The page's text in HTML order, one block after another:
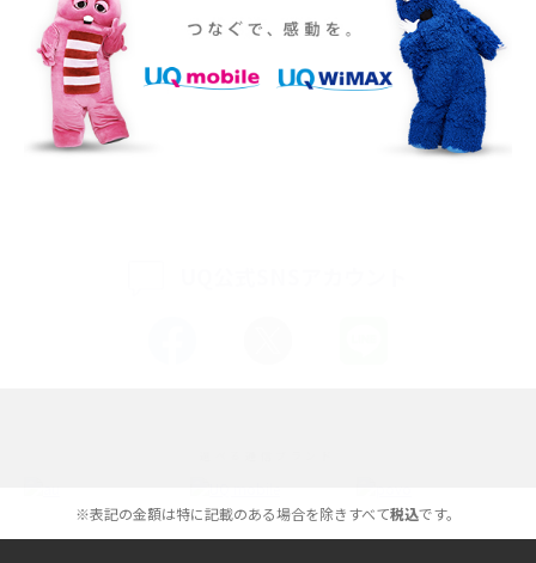
iPhone 16eとiPhone SE（第3世代）の違いは？サイズやスペックを比較し
て解説
iPhone 16eとiPhone 14を徹底比較！スペック・機能の違いをわかりやすく
紹介
高校生にスマホ制限は必要？所持率やメリット・デメリットを詳しく紹介
※表記の金額は特に記載のある場合を除きすべて税込です。